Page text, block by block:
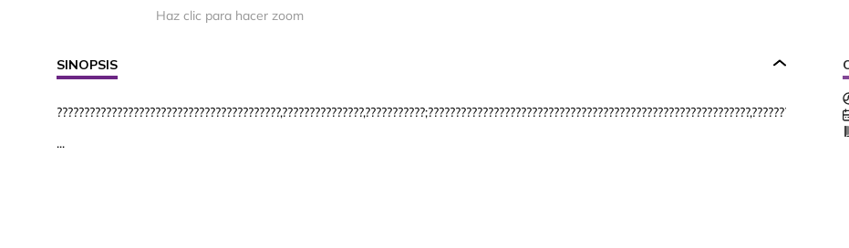
Haz clic para hacer zoom
SINOPSIS
...